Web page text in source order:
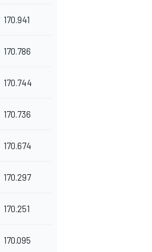
170.941
170.786
170.744
170.736
170.674
170.297
170.251
170.095